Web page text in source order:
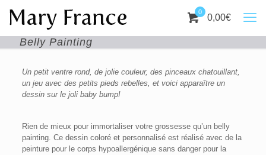
0
0,00€
Belly Painting
Un petit ventre rond, de jolie couleur, des pinceaux chatouillant,
un jeu avec des petits pieds rebelles, et voici apparaître un
dessin sur le joli baby bump!
Rien de mieux pour immortaliser votre grossesse qu’un belly
painting. Ce dessin coloré et personnalisé est réalisé avec de la
peinture pour le corps hypoallergénique sans danger pour la